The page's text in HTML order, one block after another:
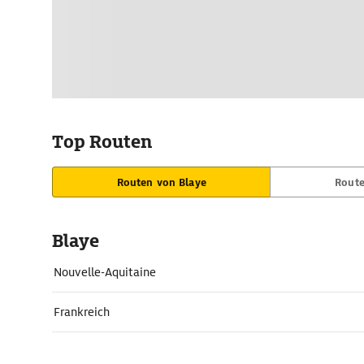
Top Routen
Routen von Blaye
Blaye
Nouvelle-Aquitaine
Frankreich